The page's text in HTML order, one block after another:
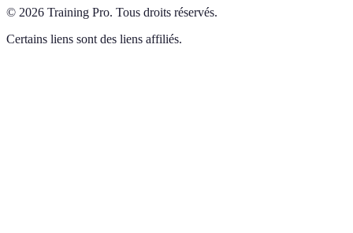
© 2026 Training Pro. Tous droits réservés.
Certains liens sont des liens affiliés.